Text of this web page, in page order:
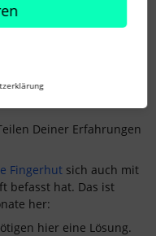
Deiner Erfahrungen
Fingerhut sich auch mit
befasst hat. Das ist
her:
hier eine Lösung.